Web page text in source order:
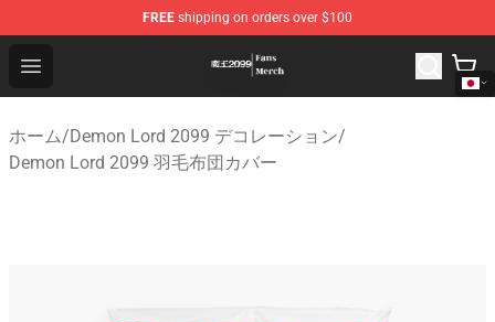
FREE shipping on orders over $100
Open menu
Demon Lord 2099 Store - Official Demon Lord 2099
ホーム/Demon Lord 2099 デコレーション/
Demon Lord 2099 羽毛布団カバー